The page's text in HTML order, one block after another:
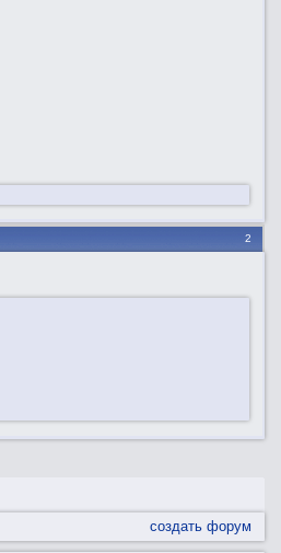
2
создать форум